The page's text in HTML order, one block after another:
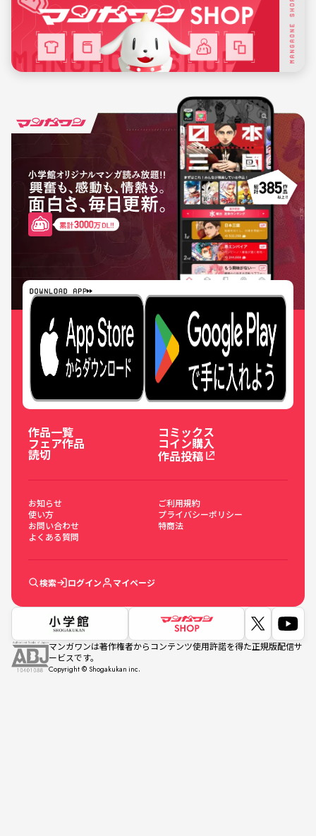
作品一覧
フェア作品
読切
コミックス
コイン購入
作品投稿
お知らせ
使い方
お問い合わせ
よくある質問
ご利用規約
プライバシーポリシー
特商法
検索 ログイン マイページ
マンガワンは著作権者からコンテンツ使用許諾を得た正規版配信サ
ービスです。
Copyright © Shogakukan inc.